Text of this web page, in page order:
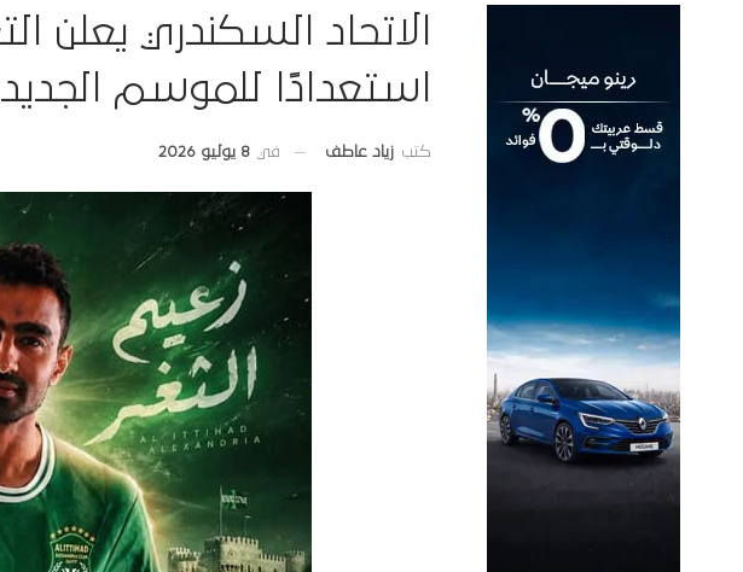
استعدادًا للموسم الجديد
كتب زياد عاطف في 8 يوليو 2026